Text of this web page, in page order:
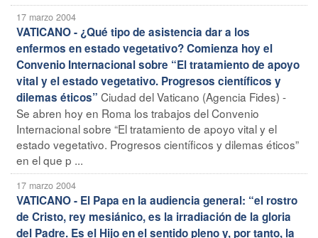
17 marzo 2004
VATICANO - ¿Qué tipo de asistencia dar a los
enfermos en estado vegetativo? Comienza hoy el
Convenio Internacional sobre “El tratamiento de apoyo
vital y el estado vegetativo. Progresos científicos y
dilemas éticos” Ciudad del Vaticano (Agencia Fides) -
Se abren hoy en Roma los trabajos del Convenio
Internacional sobre “El tratamiento de apoyo vital y el
estado vegetativo. Progresos científicos y dilemas éticos”
en el que p ...
17 marzo 2004
VATICANO - El Papa en la audiencia general: “el rostro
de Cristo, rey mesiánico, es la irradiación de la gloria
del Padre. Es el Hijo en el sentido pleno y, por tanto, la